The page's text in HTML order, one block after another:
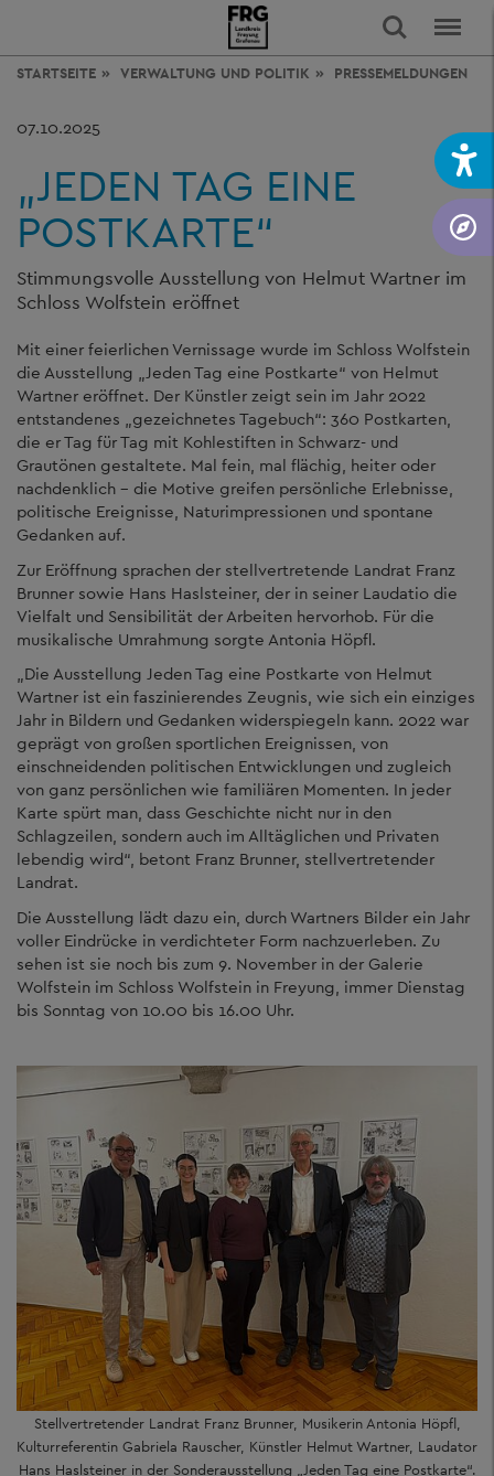
STARTSEITE VERWALTUNG UND POLITIK PRESSEMELDUNGEN
07.10.2025
„JEDEN TAG EINE
POSTKARTE“
Stimmungsvolle Ausstellung von Helmut Wartner im
Schloss Wolfstein eröffnet
Mit einer feierlichen Vernissage wurde im Schloss Wolfstein
die Ausstellung „Jeden Tag eine Postkarte“ von Helmut
Wartner eröffnet. Der Künstler zeigt sein im Jahr 2022
entstandenes „gezeichnetes Tagebuch“: 360 Postkarten,
die er Tag für Tag mit Kohlestiften in Schwarz- und
Grautönen gestaltete. Mal fein, mal flächig, heiter oder
nachdenklich – die Motive greifen persönliche Erlebnisse,
politische Ereignisse, Naturimpressionen und spontane
Gedanken auf.
Zur Eröffnung sprachen der stellvertretende Landrat Franz
Brunner sowie Hans Haslsteiner, der in seiner Laudatio die
Vielfalt und Sensibilität der Arbeiten hervorhob. Für die
musikalische Umrahmung sorgte Antonia Höpfl.
„Die Ausstellung Jeden Tag eine Postkarte von Helmut
Wartner ist ein faszinierendes Zeugnis, wie sich ein einziges
Jahr in Bildern und Gedanken widerspiegeln kann. 2022 war
geprägt von großen sportlichen Ereignissen, von
einschneidenden politischen Entwicklungen und zugleich
von ganz persönlichen wie familiären Momenten. In jeder
Karte spürt man, dass Geschichte nicht nur in den
Schlagzeilen, sondern auch im Alltäglichen und Privaten
lebendig wird“, betont Franz Brunner, stellvertretender
Landrat.
Die Ausstellung lädt dazu ein, durch Wartners Bilder ein Jahr
voller Eindrücke in verdichteter Form nachzuerleben. Zu
sehen ist sie noch bis zum 9. November in der Galerie
Wolfstein im Schloss Wolfstein in Freyung, immer Dienstag
bis Sonntag von 10.00 bis 16.00 Uhr.
Stellvertretender Landrat Franz Brunner, Musikerin Antonia Höpfl,
Kulturreferentin Gabriela Rauscher, Künstler Helmut Wartner, Laudator
Hans Haslsteiner in der Sonderausstellung „Jeden Tag eine Postkarte“.